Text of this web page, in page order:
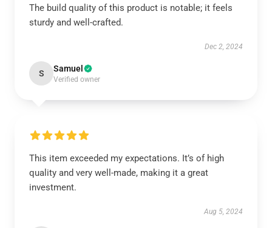
The build quality of this product is notable; it feels
sturdy and well-crafted.
Dec 2, 2024
S Samuel
Verified owner
This item exceeded my expectations. It’s of high
quality and very well-made, making it a great
investment.
Aug 5, 2024